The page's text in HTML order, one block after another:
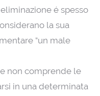
é spesso
la sua
“un male
non comprende le
in una determinata